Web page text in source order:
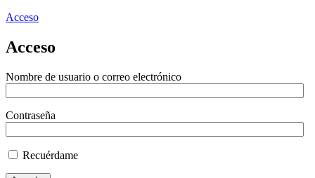
Acceso
Acceso
Nombre de usuario o correo electrónico
Contraseña
Recuérdame